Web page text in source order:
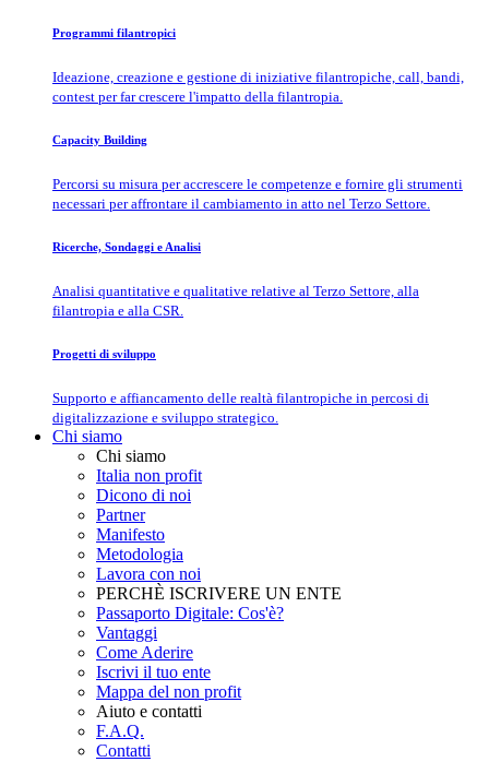
Programmi filantropici
Ideazione, creazione e gestione di iniziative filantropiche, call, bandi,
contest per far crescere l'impatto della filantropia.
Capacity Building
Percorsi su misura per accrescere le competenze e fornire gli strumenti
necessari per affrontare il cambiamento in atto nel Terzo Settore.
Ricerche, Sondaggi e Analisi
Analisi quantitative e qualitative relative al Terzo Settore, alla
filantropia e alla CSR.
Progetti di sviluppo
Supporto e affiancamento delle realtà filantropiche in percosi di
digitalizzazione e sviluppo strategico.
Chi siamo
Chi siamo
Italia non profit
Dicono di noi
Partner
Manifesto
Metodologia
Lavora con noi
PERCHÈ ISCRIVERE UN ENTE
Passaporto Digitale: Cos'è?
Vantaggi
Come Aderire
Iscrivi il tuo ente
Mappa del non profit
Aiuto e contatti
F.A.Q.
Contatti